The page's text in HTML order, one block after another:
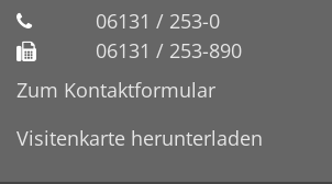
06131 / 253-0
06131 / 253-890
Zum Kontaktformular
Visitenkarte herunterladen